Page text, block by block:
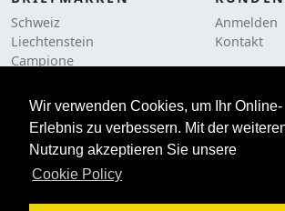
Wir verwenden Cookies, um Ihr Online-
Erlebnis zu verbessern. Mit der
Nutzung akzeptieren Sie unsere
Cookie Policy
Schweiz
Liechtenstein
Campione
Frankaturware
ZUBEHÖR
Philatelie
Kataloge
Anmelden
Kontakt
AGB
Cookie
Impressum